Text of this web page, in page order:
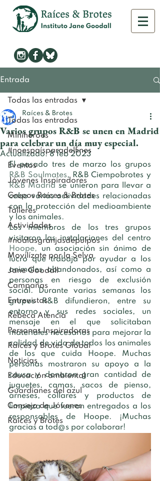
Entrada
Todas las entradas
Minihéroes
#noespaísparadelfines
Eventos
Jóvenes Inspiradores
Grupos Raíces & Brotes
Talleres
Actividades
#noalasgranjasdepulpos
Movilízate por la Selva
Jane Goodall
Campañas
Entrevistas
Rebeca Atencia
Personas Inspiradoras
Raíces y Brotes Global
Noticias
Educación ambiental
Guardianes del azul
Consejo de Jóvenes
Raíces y Brotes
Todas las entradas
Varios grupos R&B se unen en Madrid
para celebrar un día muy especial.
Raíces & Brotes
Actualizado:8 feb 2023
R&B Soulmates
R&B Madrid se unieron para llevar a
cabo varias actividades relacionadas
con la protección del medioambiente
y los animales.
Los miembros de los tres grupos
Hoope, un asociación sin ánimo de
lucro que trabaja por ayudar a los
animales abandonados, así como a
personas en riesgo de exclusión
social. Durante varias semanas los
grupos R&B difundieron, entre su
entorno y sus redes sociales, un
mensaje en el que solicitaban
materiales necesarios para mejorar la
calidad de vida de todos los animales
de los que cuida Hoope. Muchas
personas mostraron su apoyo a la
causa y donaron gran cantidad de
juguetes, camas, sacos de pienso,
arneses, collares y productos de
limpieza que fueron entregados a los
responsables de Hoope. ¡Muchas
gracias a tod@s por colaborar!